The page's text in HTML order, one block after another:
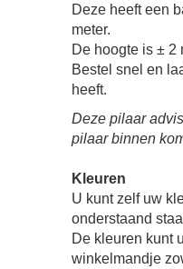
Deze heeft een
meter.
De hoogte is ± 2
Bestel snel en
heeft.
Deze pilaar
pilaar binnen
Kleuren
U kunt zelf uw
onderstaand
De kleuren kunt
winkelmandje